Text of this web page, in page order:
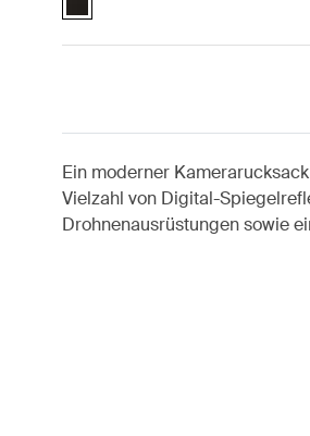
Ein moderner
Vielzahl von Digital-
Drohnenausrüstungen sowie